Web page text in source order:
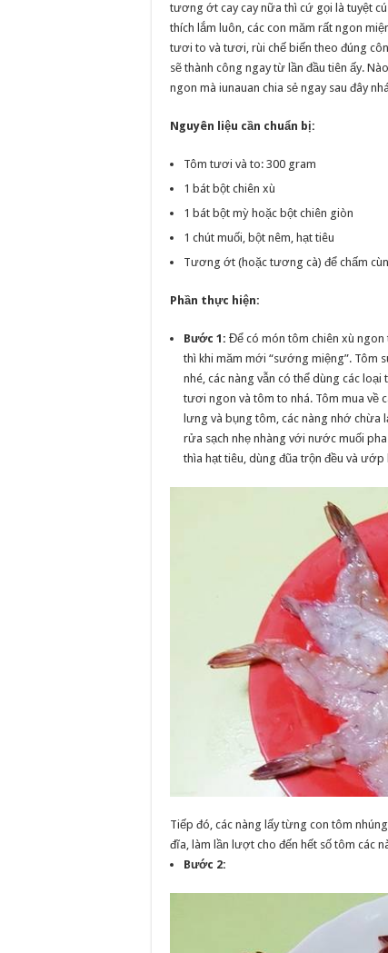
tương ớt cay cay nữa thì cứ gọi là tuyệt
thích lắm luôn, các con măm rất ngon
tươi to và tươi, rùi chế biến theo đúng
sẽ thành công ngay từ lần đầu tiên ấy.
ngon mà iunauan chia sẻ ngay sau đây
Nguyên liệu cần chuẩn bị:
Tôm tươi và to: 300 gram
1 bát bột chiên xù
1 bát bột mỳ hoặc bột chiên giòn
1 chút muối, bột nêm, hạt tiêu
Tương ớt (hoặc tương cà) để chấm
Phần thực hiện:
Bước 1: Để có món tôm chiên xù
thì khi măm mới “sướng miệng”. Tôm
nhé, các nàng vẫn có thể dùng các
tươi ngon và tôm to nhá. Tôm mua về
lưng và bụng tôm, các nàng nhớ chừa
rửa sạch nhẹ nhàng với nước muối
thìa hạt tiêu, dùng đũa trộn đều và
Tiếp đó, các nàng lấy từng con tôm
đĩa, làm lần lượt cho đến hết số tôm các
Bước 2: